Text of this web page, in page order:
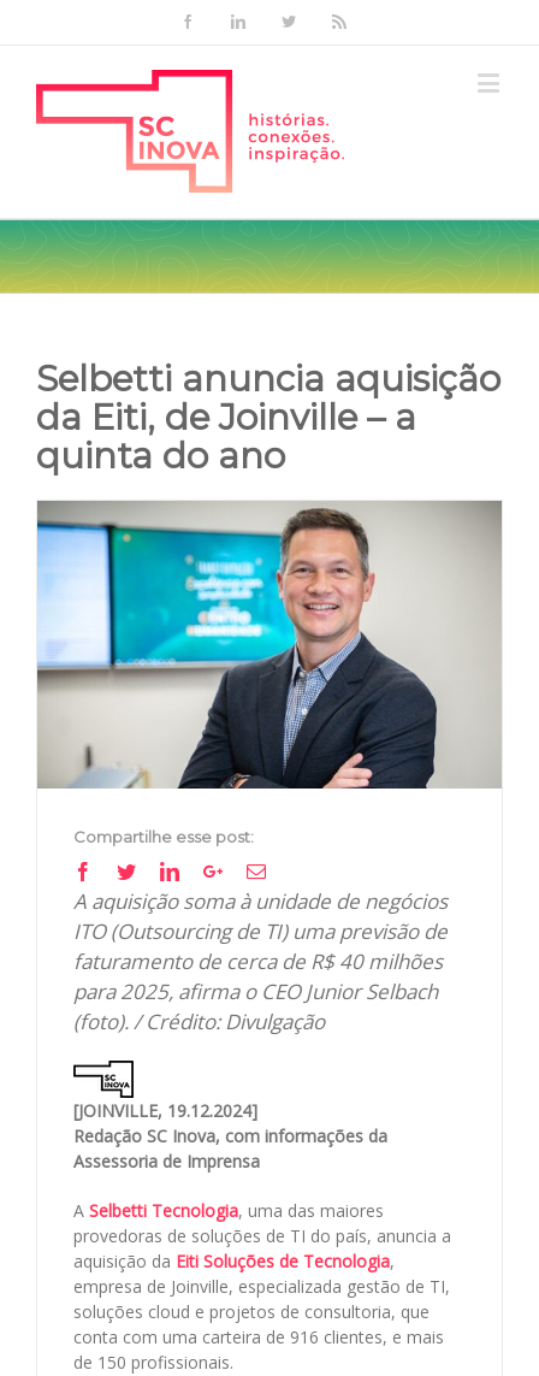
FacebookLinkedinTwitter
Selbetti anuncia aquisição
da Eiti, de Joinville – a
quinta do ano
Larger
Compartilhe esse post:
Facebook
TwitterLinkedinGoogle+Email
A aquisição soma à unidade de negócios
ITO (Outsourcing de TI) uma previsão de
faturamento de cerca de R$ 40 milhões
para 2025, afirma o CEO Junior Selbach
(foto). / Crédito: Divulgação
[JOINVILLE, 19.12.2024]
Redação SC Inova, com informações da
Assessoria de Imprensa
A Selbetti Tecnologia, uma das maiores
provedoras de soluções de TI do país, anuncia a
aquisição da Eiti Soluções de Tecnologia,
empresa de Joinville, especializada gestão de TI,
soluções cloud e projetos de consultoria, que
conta com uma carteira de 916 clientes, e mais
de 150 profissionais.